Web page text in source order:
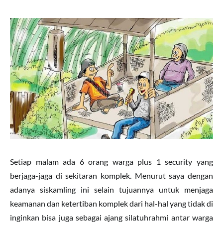
Setiap malam ada 6 orang warga plus 1 security yang
berjaga-jaga di sekitaran komplek. Menurut saya dengan
adanya siskamling ini selain tujuannya untuk menjaga
keamanan dan ketertiban komplek dari hal-hal yang tidak di
inginkan bisa juga sebagai ajang silatuhrahmi antar warga